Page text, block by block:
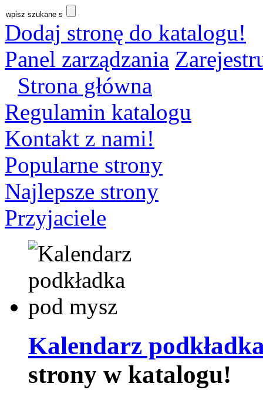
Dodaj stronę do katalogu!
Panel zarządzania
Strona główna
Regulamin katalogu
Kontakt z nami!
Popularne strony
Najlepsze strony
Przyjaciele
Kalendarz
strony w katalogu!